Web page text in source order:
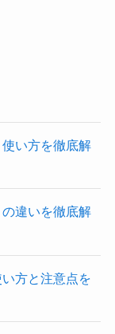
い方を徹底解
違いを徹底解
方と注意点を